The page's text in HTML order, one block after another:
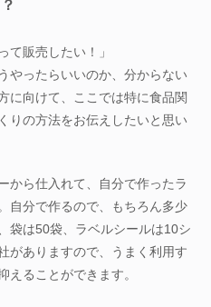
て販売したい！」
やったらいいのか、分からない
に向けて、ここでは特に食品関
りの方法をお伝えしたいと思い
から仕入れて、自分で作ったラ
自分で作るので、もちろん多少
袋は50袋、ラベルシールは10シ
がありますので、うまく利用す
えることができます。